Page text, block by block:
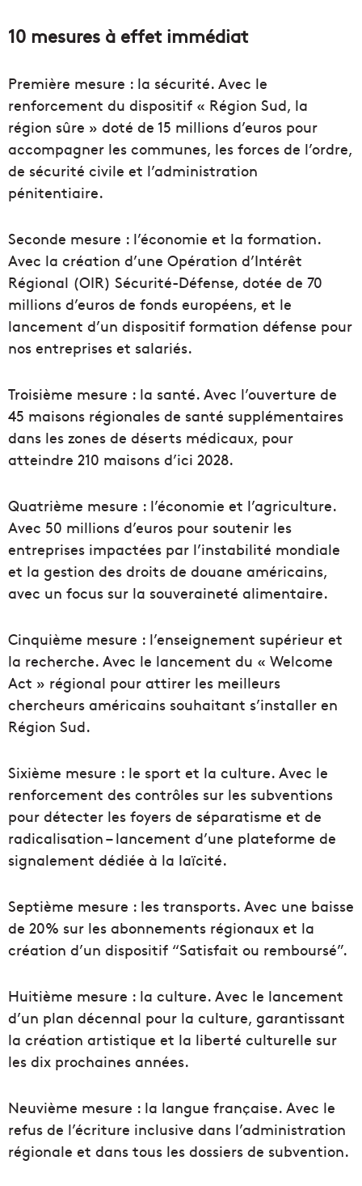
10 mesures à effet immédiat
Première mesure : la sécurité. Avec le
renforcement du dispositif « Région Sud, la
région sûre » doté de 15 millions d’euros pour
accompagner les communes, les forces de l’ordre,
de sécurité civile et l’administration
pénitentiaire.
Seconde mesure : l’économie et la formation.
Avec la création d’une Opération d’Intérêt
Régional (OIR) Sécurité-Défense, dotée de 70
millions d’euros de fonds européens, et le
lancement d’un dispositif formation défense pour
nos entreprises et salariés.
Troisième mesure : la santé. Avec l’ouverture de
45 maisons régionales de santé supplémentaires
dans les zones de déserts médicaux, pour
atteindre 210 maisons d’ici 2028.
Quatrième mesure : l’économie et l’agriculture.
Avec 50 millions d’euros pour soutenir les
entreprises impactées par l’instabilité mondiale
et la gestion des droits de douane américains,
avec un focus sur la souveraineté alimentaire.
Cinquième mesure : l’enseignement supérieur et
la recherche. Avec le lancement du « Welcome
Act » régional pour attirer les meilleurs
chercheurs américains souhaitant s’installer en
Région Sud.
Sixième mesure : le sport et la culture. Avec le
renforcement des contrôles sur les subventions
pour détecter les foyers de séparatisme et de
radicalisation – lancement d’une plateforme de
signalement dédiée à la laïcité.
Septième mesure : les transports. Avec une baisse
de 20% sur les abonnements régionaux et la
création d’un dispositif “Satisfait ou remboursé”.
Huitième mesure : la culture. Avec le lancement
d’un plan décennal pour la culture, garantissant
la création artistique et la liberté culturelle sur
les dix prochaines années.
Neuvième mesure : la langue française. Avec le
refus de l’écriture inclusive dans l’administration
régionale et dans tous les dossiers de subvention.